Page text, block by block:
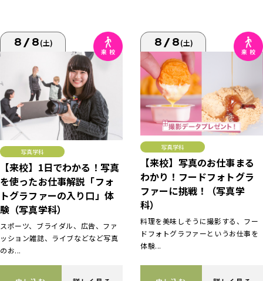
8/8(土)
写真学科
【来校】1日でわかる！写真
を使ったお仕事解説「フォ
トグラファーの入り口」体
験（写真学科）
スポーツ、ブライダル、広告、ファ
ッション雑誌、ライブなどなど写真
のお...
8/8(土)
写真学科
【来校】写真のお仕事まる
わかり！フードフォトグラ
ファーに挑戦！（写真学
科）
料理を美味しそうに撮影する、フー
ドフォトグラファーというお仕事を
体験...